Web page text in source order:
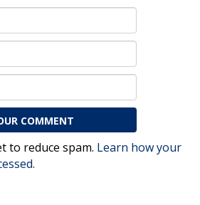
to reduce spam. Learn how your